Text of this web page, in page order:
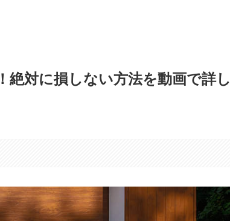
対に損しない方法を動画で詳し